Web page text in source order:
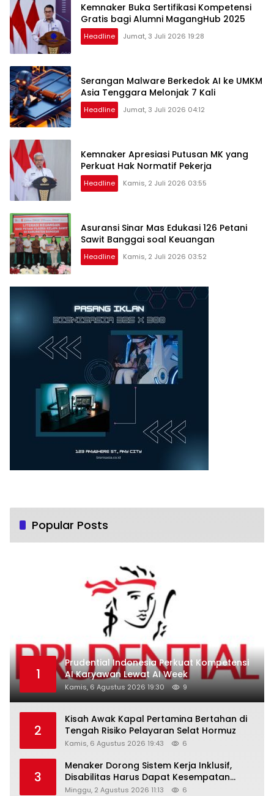
Kemnaker Buka Sertifikasi Kompetensi
Gratis bagi Alumni MagangHub 2025
Headline Jumat, 3 Juli 2026 19:28
Serangan Malware Berkedok AI ke UMKM
Asia Tenggara Melonjak 7 Kali
Headline Jumat, 3 Juli 2026 04:12
Kemnaker Apresiasi Putusan MK yang
Perkuat Hak Normatif Pekerja
Headline Kamis, 2 Juli 2026 03:55
Asuransi Sinar Mas Edukasi 126 Petani
Sawit Banggai soal Keuangan
Headline Kamis, 2 Juli 2026 03:52
Popular Posts
1
Prudential Indonesia Perkuat Kompetensi
AI Karyawan Lewat AI Week
Kamis, 6 Agustus 2026 19:30 9
2
Kisah Awak Kapal Pertamina Bertahan di
Tengah Risiko Pelayaran Selat Hormuz
Kamis, 6 Agustus 2026 19:43 6
3
Menaker Dorong Sistem Kerja Inklusif,
Disabilitas Harus Dapat Kesempatan
Setara
Minggu, 2 Agustus 2026 11:13 6